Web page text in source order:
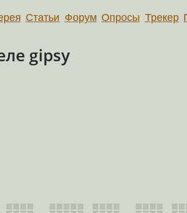
Статьи Форум Опросы Трекер
gipsy